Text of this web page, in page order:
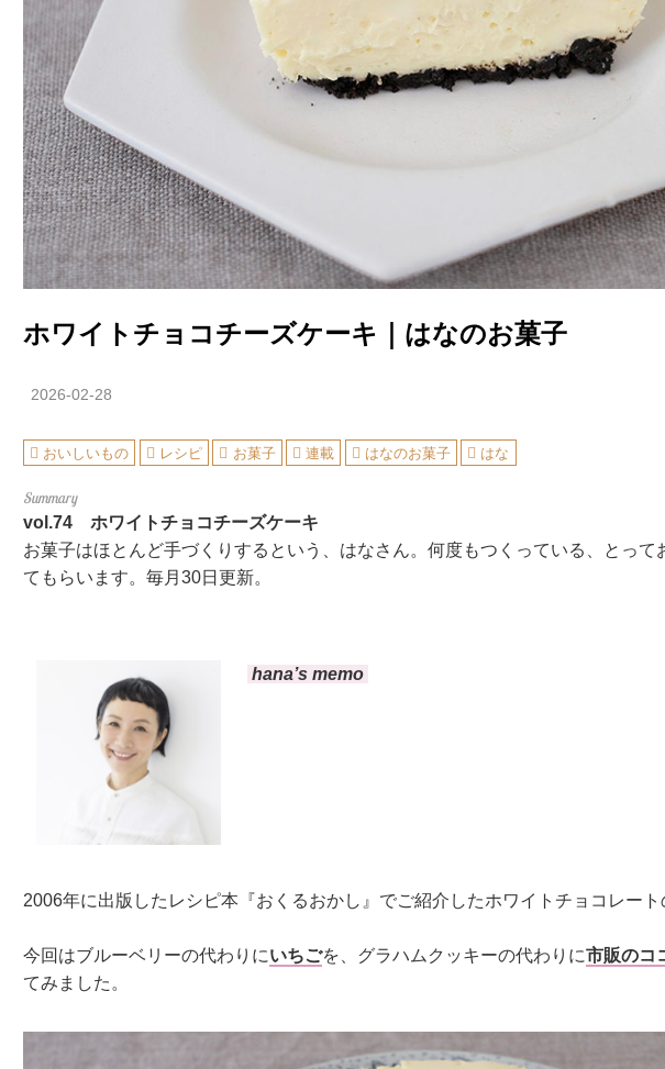
ホワイトチョコチーズケーキ｜はなのお菓子
2026-02-28
おいしいもの レシピ お菓子 連載 はなのお菓子 はな
vol.74 ホワイトチョコチーズケーキ
お菓子はほとんど手づくりするという、はなさん。何度もつくっている、とって
てもらいます。毎月30日更新。
hana’s memo
2006年に出版したレシピ本『おくるおかし』でご紹介したホワイトチョコレー
今回はブルーベリーの代わりにいちごを、グラハムクッキーの代わりに市販のコ
てみました。